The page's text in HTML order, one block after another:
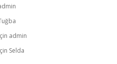
admin
Selda